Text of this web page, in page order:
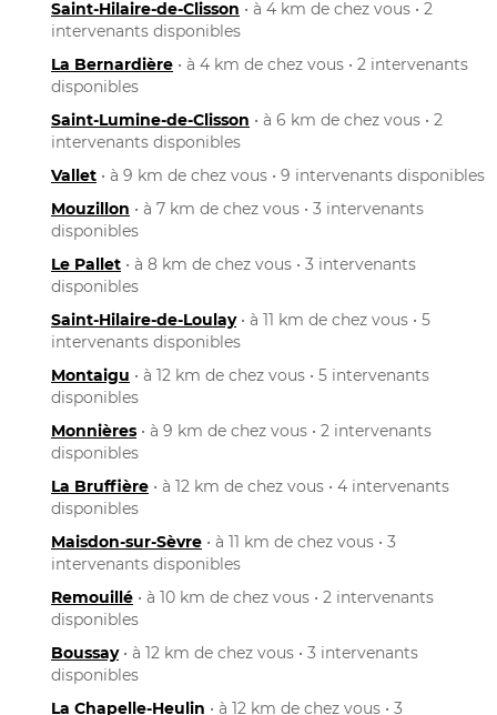
Saint-Hilaire-de-Clisson • à 4 km de chez vous • 2
intervenants disponibles
La Bernardière • à 4 km de chez vous • 2 intervenants
disponibles
Saint-Lumine-de-Clisson • à 6 km de chez vous • 2
intervenants disponibles
Vallet • à 9 km de chez vous • 9 intervenants disponibles
Mouzillon • à 7 km de chez vous • 3 intervenants
disponibles
Le Pallet • à 8 km de chez vous • 3 intervenants
disponibles
Saint-Hilaire-de-Loulay• à 11 km de chez vous • 5
intervenants disponibles
Montaigu • à 12 km de chez vous • 5 intervenants
disponibles
Monnières • à 9 km de chez vous • 2 intervenants
disponibles
La Bruffière • à 12 km de chez vous • 4 intervenants
disponibles
Maisdon-sur-Sèvre • à 11 km de chez vous • 3
intervenants disponibles
Remouillé • à 10 km de chez vous • 2 intervenants
disponibles
Boussay• à 12 km de chez vous • 3 intervenants
disponibles
La Chapelle-Heulin • à 12 km de chez vous • 3